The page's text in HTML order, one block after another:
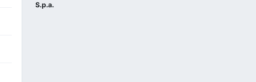
S.p.a.